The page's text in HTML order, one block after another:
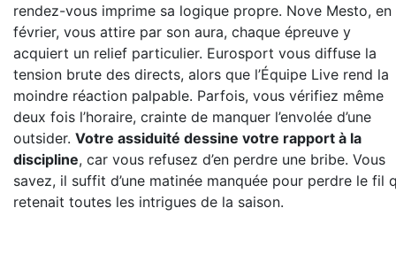
rendez-vous imprime sa logique propre. Nove Mesto, en
février, vous attire par son aura, chaque épreuve y
acquiert un relief particulier. Eurosport vous diffuse la
tension brute des directs, alors que l’Équipe Live rend la
moindre réaction palpable. Parfois, vous vérifiez même
deux fois l’horaire, crainte de manquer l’envolée d’une
outsider. Votre assiduité dessine votre rapport à la
discipline, car vous refusez d’en perdre une bribe. Vous
savez, il suffit d’une matinée manquée pour perdre le fil
retenait toutes les intrigues de la saison.